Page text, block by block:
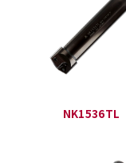
NK1536TL